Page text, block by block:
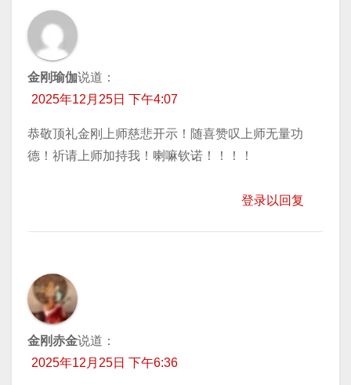
金刚瑜伽说道：
2025年12月25日 下午4:07
恭敬顶礼金刚上师慈悲开示！随喜赞叹上师无量功
德！祈请上师加持我！喇嘛钦诺！！！！
登录以回复
金刚赤金说道：
2025年12月25日 下午6:36